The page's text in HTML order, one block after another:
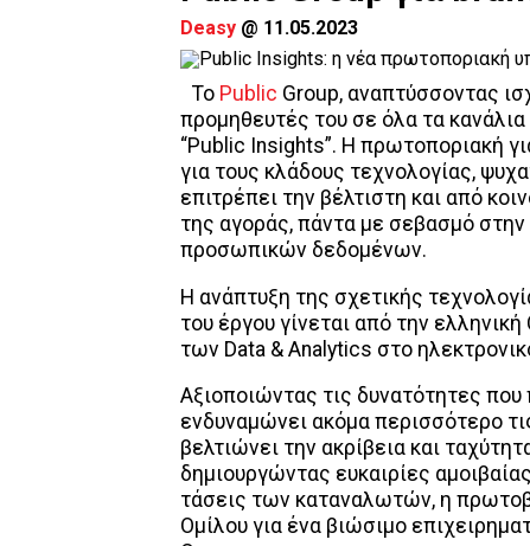
Deasy @ 11.05.2023
To Public Group, αναπτύσσοντας
προμηθευτές του σε όλα τα
“Public Insights”. Η πρωτοποριακή
για τους κλάδους τεχνολογίας,
επιτρέπει την βέλτιστη και από
της αγοράς, πάντα με σεβασμό
προσωπικών δεδομένων.
Η ανάπτυξη της σχετικής
του έργου γίνεται από την
των Data & Analytics στο
Αξιοποιώντας τις δυνατότητες
ενδυναμώνει ακόμα περισσότερο
βελτιώνει την ακρίβεια και
δημιουργώντας ευκαιρίες
τάσεις των καταναλωτών, η
Ομίλου για ένα βιώσιμο